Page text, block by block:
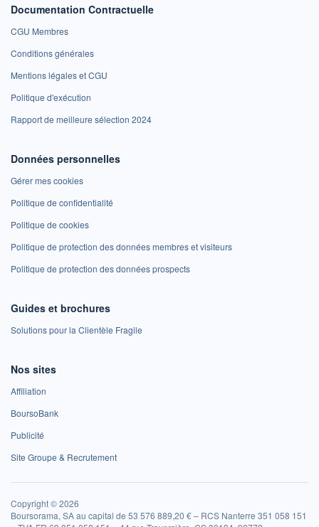
Documentation Contractuelle
CGU Membres
Conditions générales
Mentions légales et CGU
Politique d'exécution
Rapport de meilleure sélection 2024
Données personnelles
Gérer mes cookies
Politique de confidentialité
Politique de cookies
Politique de protection des données membres et visiteurs
Politique de protection des données prospects
Guides et brochures
Solutions pour la Clientèle Fragile
Nos sites
Affiliation
BoursoBank
Publicité
Site Groupe & Recrutement
Copyright © 2026
Boursorama, SA au capital de 53 576 889,20 € – RCS Nanterre 351 058 151